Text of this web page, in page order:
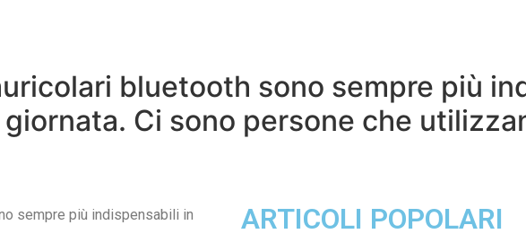
bluetooth sono sempre più
Ci sono persone che
sempre più indispensabili in
ARTICOLI POPOLARI